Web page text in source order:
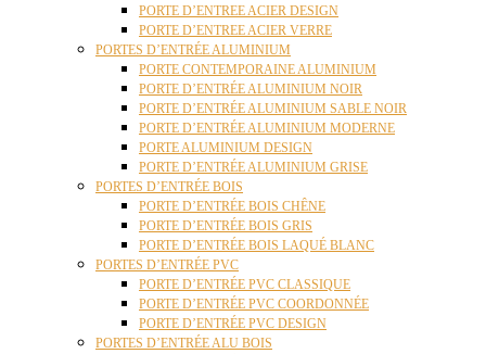
PORTE D’ENTREE ACIER DESIGN
PORTE D’ENTREE ACIER VERRE
PORTES D’ENTRÉE ALUMINIUM
PORTE CONTEMPORAINE ALUMINIUM
PORTE D’ENTRÉE ALUMINIUM NOIR
PORTE D’ENTRÉE ALUMINIUM SABLE NOIR
PORTE D’ENTRÉE ALUMINIUM MODERNE
PORTE ALUMINIUM DESIGN
PORTE D’ENTRÉE ALUMINIUM GRISE
PORTES D’ENTRÉE BOIS
PORTE D’ENTRÉE BOIS CHÊNE
PORTE D’ENTRÉE BOIS GRIS
PORTE D’ENTRÉE BOIS LAQUÉ BLANC
PORTES D’ENTRÉE PVC
PORTE D’ENTRÉE PVC CLASSIQUE
PORTE D’ENTRÉE PVC COORDONNÉE
PORTE D’ENTRÉE PVC DESIGN
PORTES D’ENTRÉE ALU BOIS